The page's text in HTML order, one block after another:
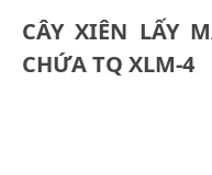
CÂY XIÊN LẤY
CHỨA TQ XLM-4